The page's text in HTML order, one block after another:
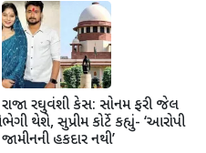
રાજા રઘુવંશી કેસ: સોનમ ફરી જેલ
ભેગી થેશે, સુપ્રીમ કોર્ટે કહ્યું- ‘આરોપી
જામીનની હકદાર નથી’